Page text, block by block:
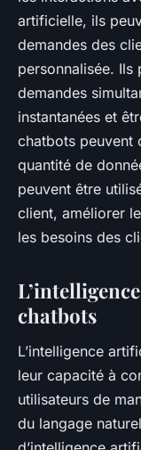
artificielle, ils
demandes des
personnalisée.
demandes
instantanées et
chatbots peuvent
quantité de
peuvent être
client, améliorer
les besoins des
chatbots
L’intelligence
leur capacité à
utilisateurs de
du langage